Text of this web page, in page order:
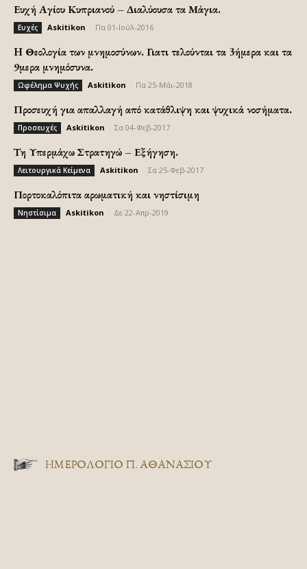
Ευχή Αγίου Κυπριανού – Διαλύουσα τα Μάγια.
Ευχές Askitikon Πα 01-Ιούλ-2016
H Θεολογία των μνημοσύνων. Γιατι τελούνται τα 3ήμερα και τα
9μερα μνημόσυνα.
Ωφέλημα Ψυχής Askitikon Πα 25-Μάι-2018
Προσευχή για απαλλαγή από κατάθλιψη και ψυχικά νοσήματα.
Προσευχές Askitikon Σα 04-Φεβ-2017
Τη Υπερμάχω Στρατηγώ – Εξήγηση.
Λειτουργικά Κείμενα Askitikon Σα 25-Φεβ-2017
Πορτοκαλόπιτα αρωματική και νηστίσιμη
Νηστίσιμα Askitikon Δε 22-Απρ-2019
ΗΜΕΡΟΛΟΓΙΟ Π. ΑΘΑΝΑΣΙΟΥ